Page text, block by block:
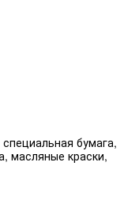
бумага,
масляные краски,